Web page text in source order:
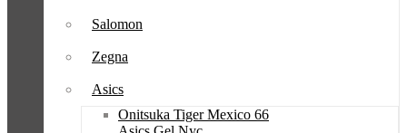
Salomon
Zegna
Asics
Onitsuka Tiger Mexico 66